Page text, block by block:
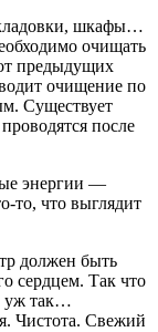
кладовки, шкафы…
очищать
предыдущих
очищение по
Существует
после
энергии —
то, что выглядит
должен быть
сердцем. Так что
уж так…
Чистота. Свежий